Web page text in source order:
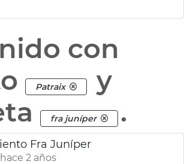
con
Patraix
y
fra juníper .
Fra Juníper
2 años